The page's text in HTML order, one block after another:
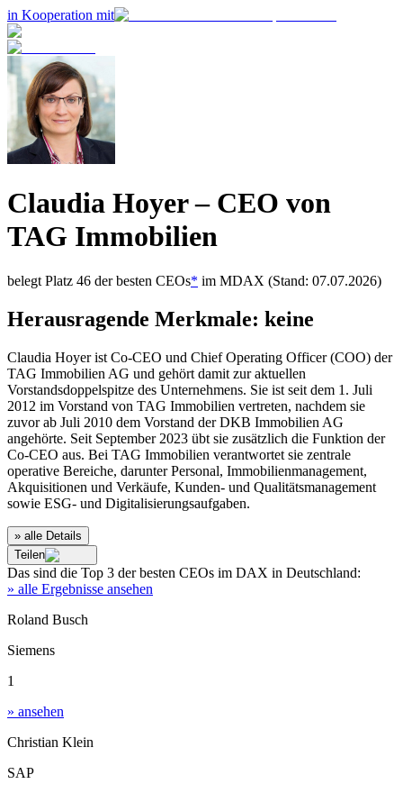
in Kooperation mit
Claudia Hoyer– CEO von
TAG Immobilien
belegt Platz 46 der besten CEOs* im MDAX (Stand: 07.07.2026)
Herausragende Merkmale: keine
Claudia Hoyer ist Co-CEO und Chief Operating Officer (COO) der
TAG Immobilien AG und gehört damit zur aktuellen
Vorstandsdoppelspitze des Unternehmens. Sie ist seit dem 1. Juli
2012 im Vorstand von TAG Immobilien vertreten, nachdem sie
zuvor ab Juli 2010 dem Vorstand der DKB Immobilien AG
angehörte. Seit September 2023 übt sie zusätzlich die Funktion der
Co-CEO aus. Bei TAG Immobilien verantwortet sie zentrale
operative Bereiche, darunter Personal, Immobilienmanagement,
Akquisitionen und Verkäufe, Kunden- und Qualitätsmanagement
sowie ESG- und Digitalisierungsaufgaben.
» alle Details
Teilen
Das sind die Top 3 der besten CEOs im DAX in Deutschland:
» alle Ergebnisse ansehen
Roland Busch
Siemens
1
» ansehen
Christian Klein
SAP